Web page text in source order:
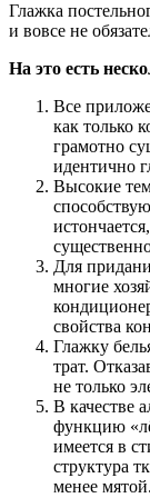
Глажка
и вовсе не
На это есть
Все
как только
грамотно
идентично
Высокие
Для
многие
свойства
Глажку
трат.
не только
В качестве
функцию
имеется в
структура
менее мятой.